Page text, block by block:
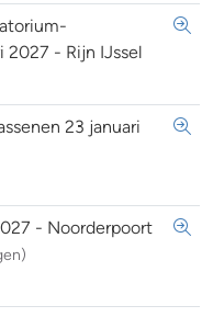
2027 - Rijn IJssel
23 januari
- Noorderpoort